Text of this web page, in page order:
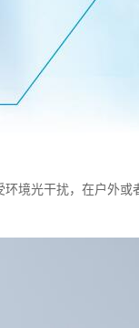
境光干扰，在户外